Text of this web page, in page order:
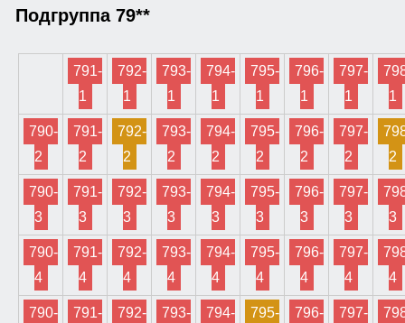
Подгруппа 79**
791-
1
792-
1
793-
1
794-
1
795-
1
796-
1
797-
1
1
790-
2
791-
2
792-
2
793-
2
794-
2
795-
2
796-
2
797-
2
2
790-
3
791-
3
792-
3
793-
3
794-
3
795-
3
796-
3
797-
3
3
790-
4
791-
4
792-
4
793-
4
794-
4
795-
4
796-
4
797-
4
4
790-
791-
792-
793-
794-
795-
796-
797-